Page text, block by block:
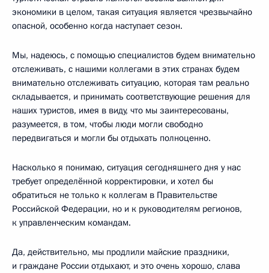
экономики в целом, такая ситуация является чрезвычайно
опасной, особенно когда наступает сезон.
Мы, надеюсь, с помощью специалистов будем внимательно
отслеживать, с нашими коллегами в этих странах будем
внимательно отслеживать ситуацию, которая там реально
складывается, и принимать соответствующие решения для
наших туристов, имея в виду, что мы заинтересованы,
разумеется, в том, чтобы люди могли свободно
передвигаться и могли бы отдыхать полноценно.
Насколько я понимаю, ситуация сегодняшнего дня у нас
требует определённой корректировки, и хотел бы
обратиться не только к коллегам в Правительстве
Российской Федерации, но и к руководителям регионов,
к управленческим командам.
Да, действительно, мы продлили майские праздники,
и граждане России отдыхают, и это очень хорошо, слава